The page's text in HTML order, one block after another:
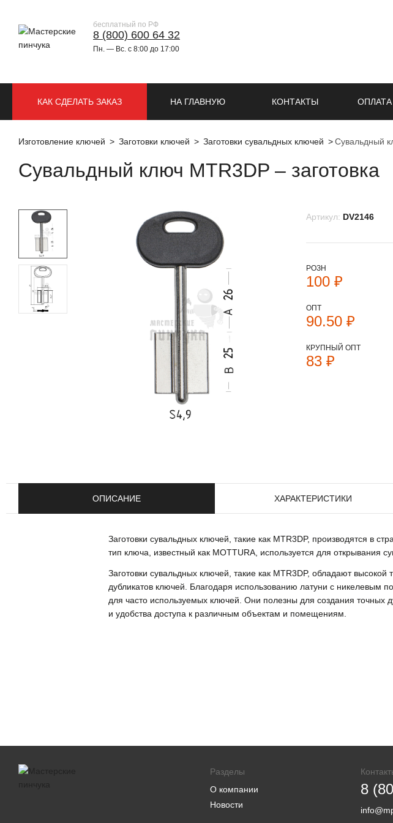
бесплатный по РФ
8 (800) 600 64 32
Пн. — Вс. с 8:00 до 17:00
НА ГЛАВНУЮ КОНТАКТЫ
КАК СДЕЛАТЬ ЗАКАЗ
Изготовление ключей Заготовки ключей Заготовки сувальдных ключей Сувальдный
Сувальдный ключ MTR3DP – заготовка
Артикул: DV2146
РОЗН
100 ₽
ОПТ
90.50 ₽
КРУПНЫЙ ОПТ
83 ₽
ОПИСАНИЕ ХАРАКТЕРИСТИКИ
Заготовки сувальдных ключей, такие как MTR3DP, производятся в
тип ключа, известный как MOTTURA, используется для открывания
Заготовки сувальдных ключей, такие как MTR3DP, обладают
дубликатов ключей. Благодаря использованию латуни с никелевым
для часто используемых ключей. Они полезны для создания точных
и удобства доступа к различным объектам и помещениям.
Разделы
О компании
Новости
8